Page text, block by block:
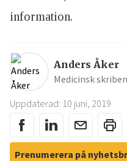
information.
Anders Åker
Medicinsk
Uppdaterad: 10 juni, 2019
Prenumerera på